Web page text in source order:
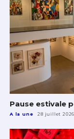
* Champ
Pause estivale
A la une 28 juillet 2026